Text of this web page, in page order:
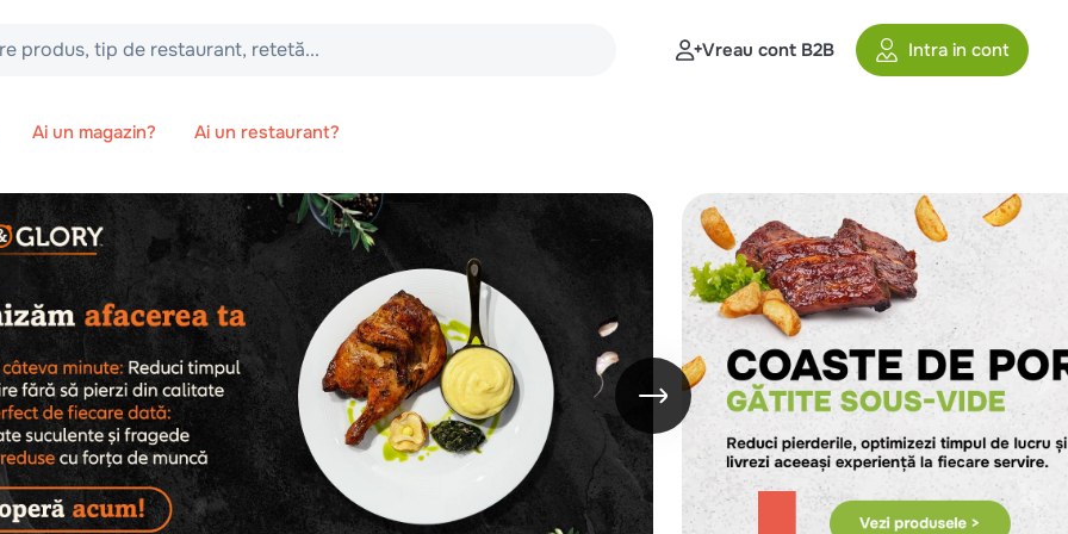
tip de restaurant, retetă...
Vreau cont B2B Intra in cont
Ai un magazin? Ai un restaurant?